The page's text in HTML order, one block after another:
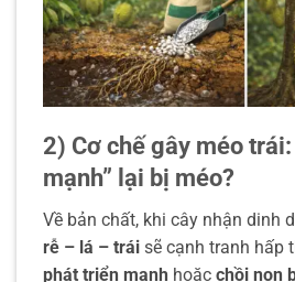
2) Cơ chế gây méo trái:
mạnh” lại bị méo?
Về bản chất, khi cây nhận dinh
rễ – lá – trái sẽ cạnh tranh hấp
phát triển mạnh hoặc chồi non